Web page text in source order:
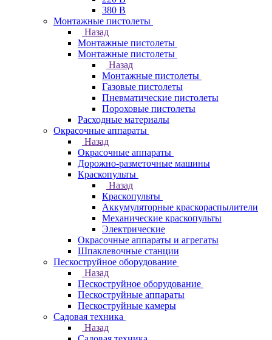
380 В
Монтажные пистолеты
Назад
Монтажные пистолеты
Монтажные пистолеты
Назад
Монтажные пистолеты
Газовые пистолеты
Пневматические пистолеты
Пороховые пистолеты
Расходные материалы
Окрасочные аппараты
Назад
Окрасочные аппараты
Дорожно-разметочные машины
Краскопульты
Назад
Краскопульты
Аккумуляторные краскораспылители
Механические краскопульты
Электрические
Окрасочные аппараты и агрегаты
Шпаклевочные станции
Пескоструйное оборудование
Назад
Пескоструйное оборудование
Пескоструйные аппараты
Пескоструйные камеры
Садовая техника
Назад